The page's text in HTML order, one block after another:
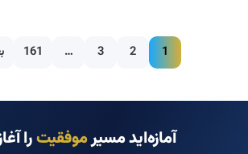
1
2
3
…
161
آمازه‌اید مسیرموفقیترا